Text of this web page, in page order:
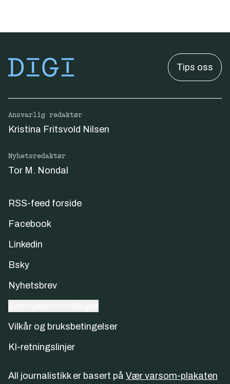
Tips oss
Ansvarlig redaktør
Kristina Fritsvold Nilsen
Nyhetsredaktør
Tor M. Nondal
RSS-feed forside
Facebook
Linkedin
Bsky
Nyhetsbrev
Vilkår og bruksbetingelser
KI-retningslinjer
All journalistikk er basert på Vær varsom-plakaten